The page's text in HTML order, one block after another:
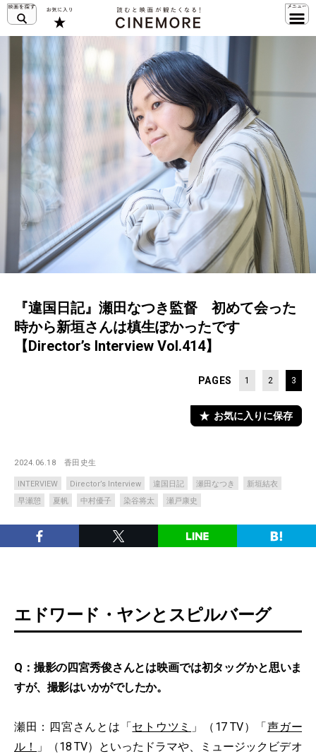
『違国日記』瀬田なつき監督 初めて会った
時から新垣さんは槙生ぽかったです
【Director’s Interview Vol.414】
PAGES 1 2 3
お気に入りに保存
2024.06.18 香田史生
INTERVIEW Director’s Interview 違国日記 瀬田なつき
新垣結衣
早瀬憩
夏帆 中村優子 染谷将太 瀬戸康史
エドワード・ヤンとスピルバーグ
Q：撮影の四宮秀俊さんとは映画では初タッグかと思いま
すが、撮影はいかがでしたか。
瀬田：四宮さんとは「セトウツミ 」（17 TV）「声ガー
ル！
」（18 TV）といったドラマや、ミュージックビデオ